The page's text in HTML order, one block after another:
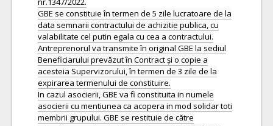
GBE se constituie în termen de 5 zile lucratoare de la
data semnarii contractului de achizitie publica, cu
valabilitate cel putin egala cu cea a contractului.
Antreprenorul va transmite în original GBE la sediul
Beneficiarului prevăzut în Contract și o copie a
acesteia Supervizorului, în termen de 3 zile de la
expirarea termenului de constituire.
In cazul asocierii, GBE va fi constituita in numele
asocierii cu mentiunea ca acopera in mod solidar toti
membrii grupului. GBE se restituie de către